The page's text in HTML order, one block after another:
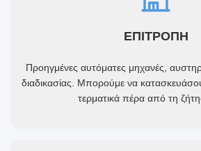
ΕΠΙΤΡΟΠΗ
Προηγμένες αυτόματες μηχανές,
διαδικασίας. Μπορούμε να
τερματικά πέρα από τη